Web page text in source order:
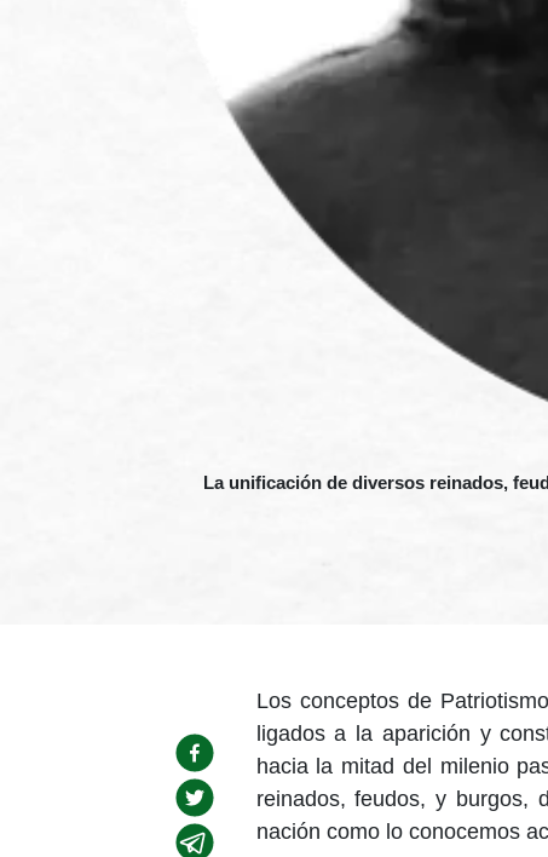
La unificación de diversos reinados,
Los conceptos de
ligados a la aparición y
hacia la mitad del milenio
reinados, feudos, y burgos,
nación como lo conocemos